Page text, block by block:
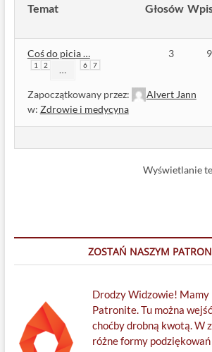
Temat Głosów
Coś do picia …
1 2 … 6 7
Zapoczątkowany przez:
Alvert Jann
w: Zdrowie i medycyna
3
Wyświetlanie
ZOSTAŃ NASZYM
Drodzy Widzowie! Mamy
Patronite. Tu można
choćby drobną kwotą. W
różne formy podziękowań